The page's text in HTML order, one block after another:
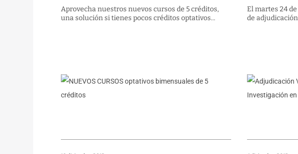
Aprovecha nuestros nuevos cursos de 5 créditos,
una solución si tienes pocos créditos optativos...
El martes 24
de